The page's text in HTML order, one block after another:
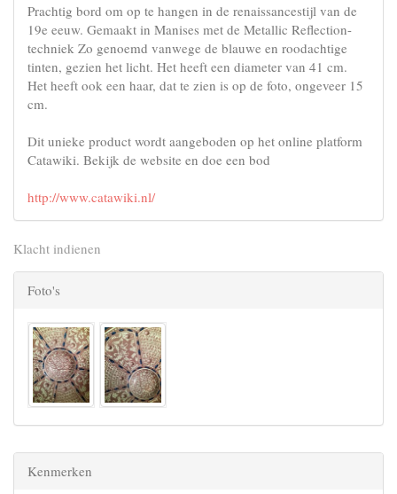
Prachtig bord om op te hangen in de renaissancestijl van de
19e eeuw. Gemaakt in Manises met de Metallic Reflection-
techniek Zo genoemd vanwege de blauwe en roodachtige
tinten, gezien het licht. Het heeft een diameter van 41 cm.
Het heeft ook een haar, dat te zien is op de foto, ongeveer 15
cm.
Dit unieke product wordt aangeboden op het online platform
Catawiki. Bekijk de website en doe een bod
http://www.catawiki.nl/
Klacht indienen
Foto's
Kenmerken